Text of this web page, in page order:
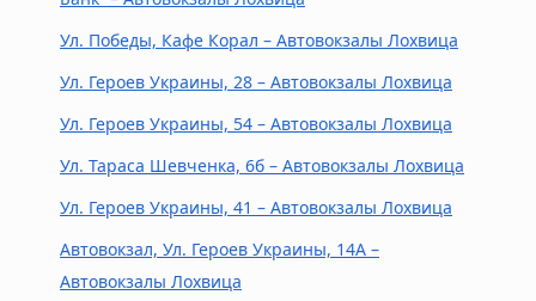
Ул. Победы, Кафе Корал – Автовокзалы Лохвица
Ул. Героев Украины, 28 – Автовокзалы Лохвица
Ул. Героев Украины, 54 – Автовокзалы Лохвица
Ул. Тараса Шевченка, 6б – Автовокзалы Лохвица
Ул. Героев Украины, 41 – Автовокзалы Лохвица
Автовокзал, Ул. Героев Украины, 14А –
Автовокзалы Лохвица